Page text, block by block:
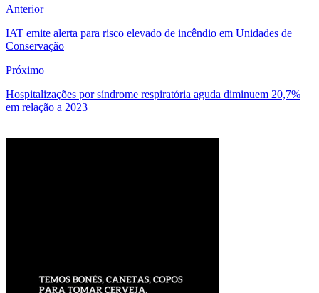
Anterior
IAT emite alerta para risco elevado de incêndio em Unidades de
Conservação
Próximo
Hospitalizações por síndrome respiratória aguda diminuem 20,7%
em relação a 2023